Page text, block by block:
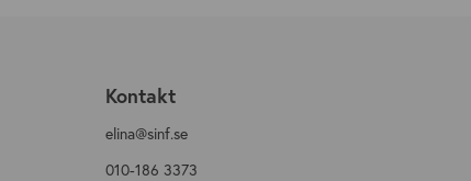
Kontakt
elina@sinf.se
010-186 3373